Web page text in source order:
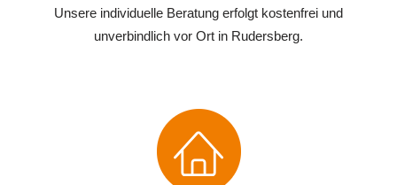
Unsere individuelle Beratung erfolgt kostenfrei und
unverbindlich vor Ort in Rudersberg.